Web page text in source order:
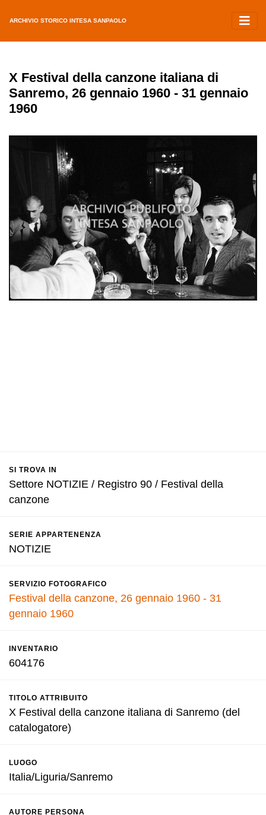
ARCHIVIO STORICO INTESA SANPAOLO
X Festival della canzone italiana di
Sanremo, 26 gennaio 1960 - 31 gennaio
1960
SI TROVA IN
Settore NOTIZIE / Registro 90 / Festival della
canzone
SERIE APPARTENENZA
NOTIZIE
SERVIZIO FOTOGRAFICO
Festival della canzone, 26 gennaio 1960 - 31
gennaio 1960
INVENTARIO
604176
TITOLO ATTRIBUITO
X Festival della canzone italiana di Sanremo (del
catalogatore)
LUOGO
Italia/Liguria/Sanremo
AUTORE PERSONA